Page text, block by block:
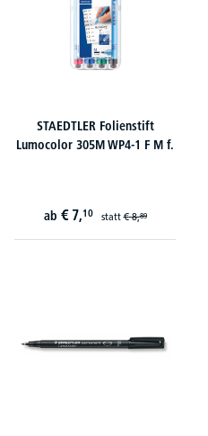
STAEDTLER Folienstift
Lumocolor 305M WP4-1 F M f.
ab € 7,10 statt€ 8,89